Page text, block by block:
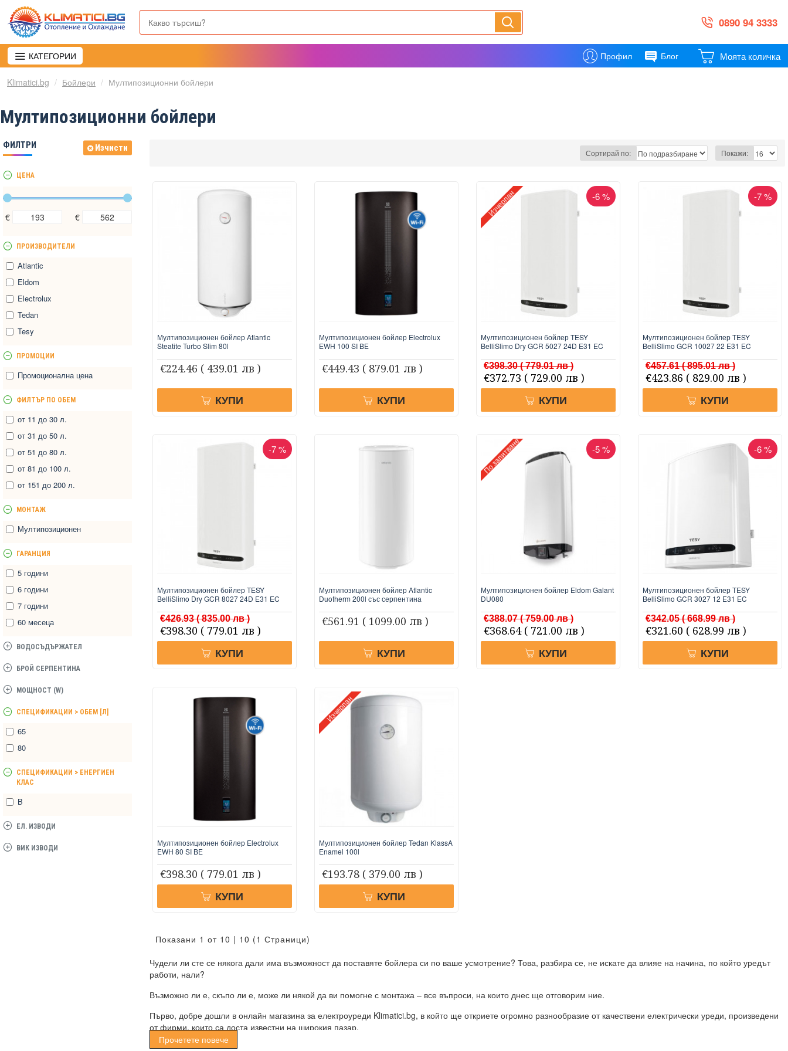
0890 94 3333
КАТЕГОРИИ Профил Блог Моята количка
Klimatici.bg Бойлери Мултипозиционни бойлери
Мултипозиционни бойлери
ФИЛТРИ Изчисти
ЦЕНА
€ €
ПРОИЗВОДИТЕЛИ
Atlantic
Eldom
Electrolux
Tedan
Tesy
БРОЙ СЕРПЕНТИНА
МОЩНОСТ (W)
ГАРАНЦИЯ
5 години
6 години
7 години
60 месеца
СПЕЦИФИКАЦИИ > ОБЕМ [Л]
65
80
СПЕЦИФИКАЦИИ > ЕНЕРГИЕН
КЛАС
B
ВОДОСЪДЪРЖАТЕЛ
МОНТАЖ
Мултипозиционен
ФИЛТЪР ПО ОБЕМ
от 11 до 30 л.
от 31 до 50 л.
от 51 до 80 л.
от 81 до 100 л.
от 151 до 200 л.
ЕЛ. ИЗВОДИ
ВИК ИЗВОДИ
ПРОМОЦИИ
Промоционална цена
Чудели ли сте се някога дали има възможност да поставяте бойлера си по ваше усмотрение? Това, разбира се, не искате да влияе на начина, по който уредът
работи, нали?
Възможно ли е, скъпо ли е, може ли някой да ви помогне с монтажа – все въпроси, на които днес ще отговорим ние.
Първо, добре дошли в онлайн магазина за електроуреди Klimatici.bg, в който ще откриете огромно разнообразие от качествени електрически уреди, произведени
от фирми, които са доста известни на широкия пазар.
Нашата работа е да доставим удоволствието на потребителите, които искат да се сдобият с подобни уреди.
Прочетете повече
Сортирай по: Покажи:
Мултипозиционен бойлер Atlantic
Steatite Turbo Slim 80l
€224.46 ( 439.01 лв )
КУПИ
Мултипозиционен бойлер Electrolux
EWH 100 SI BE
€449.43 ( 879.01 лв )
КУПИ
-6 %
Изчерпан
Мултипозиционен бойлер TESY
BelliSlimo Dry GCR 5027 24D E31 EC
€398.30( 779.01 лв )
€372.73 ( 729.00 лв )
КУПИ
-7 %
Мултипозиционен бойлер TESY
BelliSlimo GCR 10027 22 E31 EC
€457.61( 895.01 лв )
€423.86 ( 829.00 лв )
КУПИ
-7 %
Мултипозиционен бойлер TESY
BelliSlimo Dry GCR 8027 24D E31 EC
€426.93( 835.00 лв )
€398.30 ( 779.01 лв )
КУПИ
Мултипозиционен бойлер Atlantic
Duotherm 200l със серпентина
€561.91 ( 1099.00 лв )
КУПИ
-5 %
По запитване
Мултипозиционен бойлер Eldom Galant
DU080
€388.07( 759.00 лв )
€368.64 ( 721.00 лв )
КУПИ
-6 %
Мултипозиционен бойлер TESY
BelliSlimo GCR 3027 12 E31 EC
€342.05( 668.99 лв )
€321.60 ( 628.99 лв )
КУПИ
Мултипозиционен бойлер Electrolux
EWH 80 SI BE
€398.30 ( 779.01 лв )
КУПИ
Изчерпан
Мултипозиционен бойлер Tedan KlassA
Enamel 100l
€193.78 ( 379.00 лв )
КУПИ
Показани 1 от 10 | 10 (1 Страници)